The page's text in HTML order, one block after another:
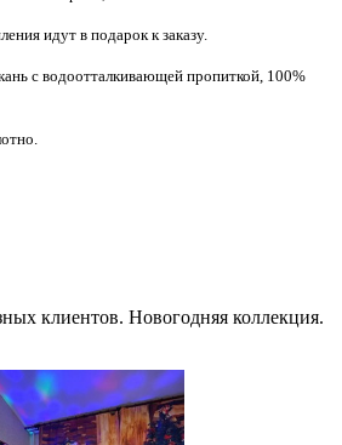
идут в подарок к заказу.
с водоотталкивающей пропиткой, 100%
клиентов. Новогодняя коллекция.